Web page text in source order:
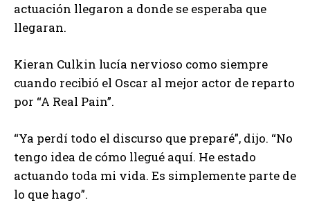
actuación llegaron a donde se esperaba que
llegaran.
Kieran Culkin lucía nervioso como siempre
cuando recibió el Oscar al mejor actor de reparto
por “A Real Pain”.
“Ya perdí todo el discurso que preparé”, dijo. “No
tengo idea de cómo llegué aquí. He estado
actuando toda mi vida. Es simplemente parte de
lo que hago”.